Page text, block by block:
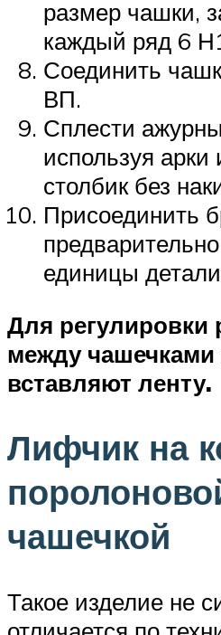
размер чашки,
каждый ряд 6
Соединить
ВП.
Сплести
используя
столбик без
Присоединить
единицы
Для регулировки
между
вставляют ленту.
Лифчик на
чашечкой
Такое изделие не